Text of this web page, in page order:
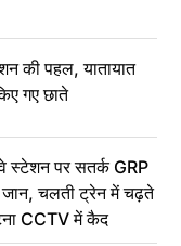
की पहल, यातायात
गए छाते
पर सतर्क GRP
जान, चलती ट्रेन में चढ़ते
CCTV में कैद